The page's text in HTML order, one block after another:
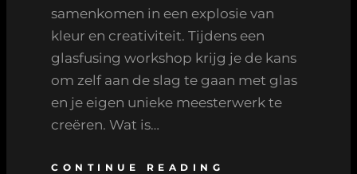
samenkomen in een explosie van
kleur en creativiteit. Tijdens een
glasfusing workshop krijg je de kans
om zelf aan de slag te gaan met glas
en je eigen unieke meesterwerk te
creëren. Wat is…
CONTINUE READING